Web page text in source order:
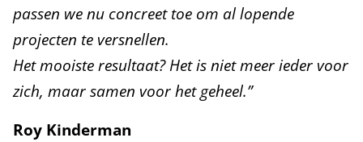
passen we nu concreet toe om al lopende
projecten te versnellen.
Het mooiste resultaat? Het is niet meer ieder voor
zich, maar samen voor het geheel.”
Roy Kinderman